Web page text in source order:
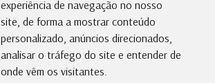
experiência de navegação no nosso
site, de forma a mostrar conteúdo
personalizado, anúncios direcionados,
analisar o tráfego do site e entender de
onde vêm os visitantes.